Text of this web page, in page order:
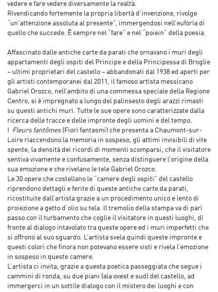
vedere e fare vedere diversamente la realtà.
Rivendicando fortemente la propria libertà d’invenzione, rivolge
“un’attenzione assoluta al presente”, immergendosi nell’euforia di
quello che succede. Ē sempre nel “fare” e nel “poiein” della poesia.
Affascinato dalle antiche carte da parati che ornavano i muri degli
appartamenti degli ospiti del Principe e della Principessa di Broglie
– ultimi proprietari del castello – abbandonati dal 1938 ed aperti per
gli artisti contemporanei dal 2011, il famoso artista messicano
Gabriel Orozco, nell’ambito di una commessa speciale della Regione
Centro, si è impregnato a lungo del palinsesto degli arazzi rimasti
su questi antichi muri. Tutte le sue opere sono caratterizzate dalla
ricerca delle tracce e delle impronte degli uomini e del tempo.
Fleurs fantômes(Fiori fantasmi) che presenta a Chaumont-sur-
Loire riaccendono la memoria in sospeso, gli attimi invisibili di vite
spente, la densità dei ricordi di momenti scomparsi, che il visitatore
sentiva vivamente e confusamente, senza distinguere l’origine della
sua emozione e che rivelano le tele Gabriel Orozco.
Le 30 opere che costellano le “camere degli ospiti” del castello
riprendono dettagli e ferite di queste antiche carte da parati,
ricostituite dall’artista grazie a un procedimento unico e lento di
proiezione a getto d’olio su tela. Il tremolio della stampa va di pari
passo con il turbamento che coglie il visitatore in questi luoghi, di
fronte al dialogo intavolato tra queste opere ed i muri imperfetti che
si offrono al suo sguardo. L’artista svela quindi queste impronte e
questi colori che finora non potevano essere visti e rivela l’emozione
in sospeso in queste camere.
L’artista ci invita, grazie a questa poetica passeggiata che segue i
cammini di ronda, su due piani (ala ovest e sud) del castello, ad
immergerci in un sottile dialogo con il mistero dei luoghi e con